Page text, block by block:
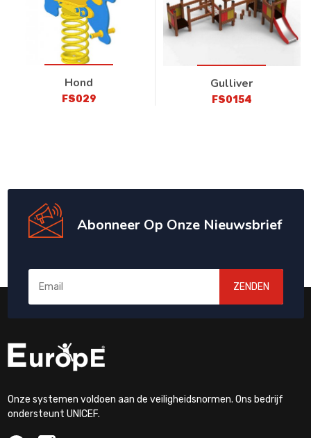
Hond
FS029
Gulliver
FS0154
Abonneer Op Onze Nieuwsbrief
ZENDEN
Onze systemen voldoen aan de veiligheidsnormen. Ons bedrijf
ondersteunt UNICEF.